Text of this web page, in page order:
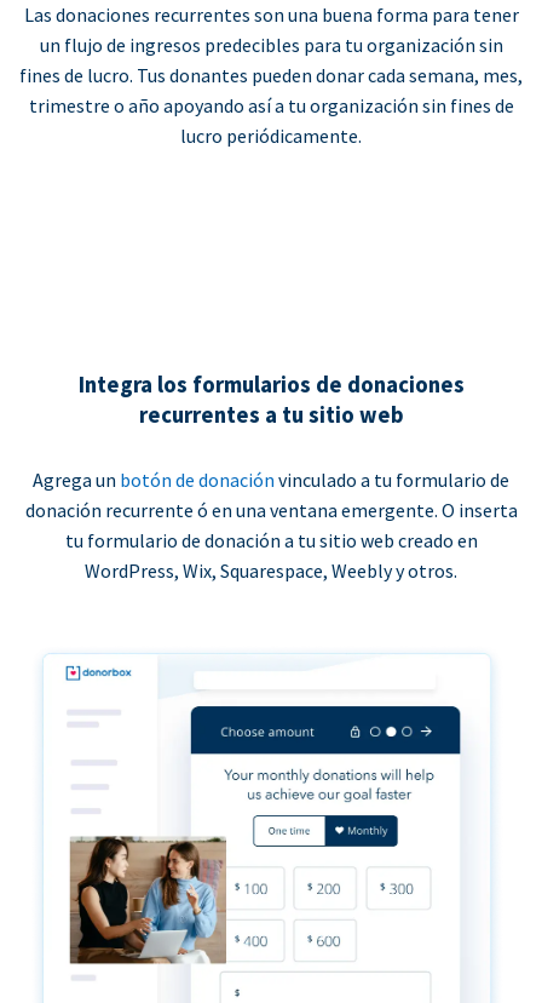
Las donaciones recurrentes son una buena forma para tener
un flujo de ingresos predecibles para tu organización sin
fines de lucro. Tus donantes pueden donar cada semana, mes,
trimestre o año apoyando así a tu organización sin fines de
lucro periódicamente.
Integra los formularios de donaciones
recurrentes a tu sitio web
Agrega un botón de donación vinculado a tu formulario de
donación recurrente ó en una ventana emergente. O inserta
tu formulario de donación a tu sitio web creado en
WordPress, Wix, Squarespace, Weebly y otros.